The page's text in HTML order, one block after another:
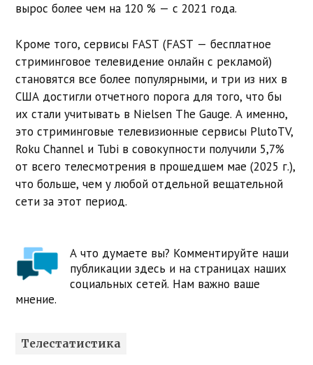
вырос более чем на 120 % — с 2021 года.
Кроме того, сервисы FAST (FAST — бесплатное
стриминговое телевидение онлайн с рекламой)
становятся все более популярными, и три из них в
США достигли отчетного порога для того, что бы
их стали учитывать в Nielsen The Gauge. А именно,
это стриминговые телевизионные сервисы PlutoTV,
Roku Channel и Tubi в совокупности получили 5,7%
от всего телесмотрения в прошедшем мае (2025 г.),
что больше, чем у любой отдельной вещательной
сети за этот период.
А что думаете вы? Комментируйте наши
публикации здесь и на страницах наших
социальных сетей. Нам важно ваше
мнение.
Телестатистика